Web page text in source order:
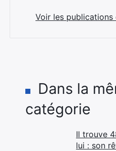
Voir les publications
Dans la
catégorie
Il trouve
lui : son